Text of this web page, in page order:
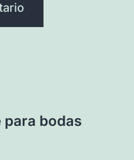
para bodas